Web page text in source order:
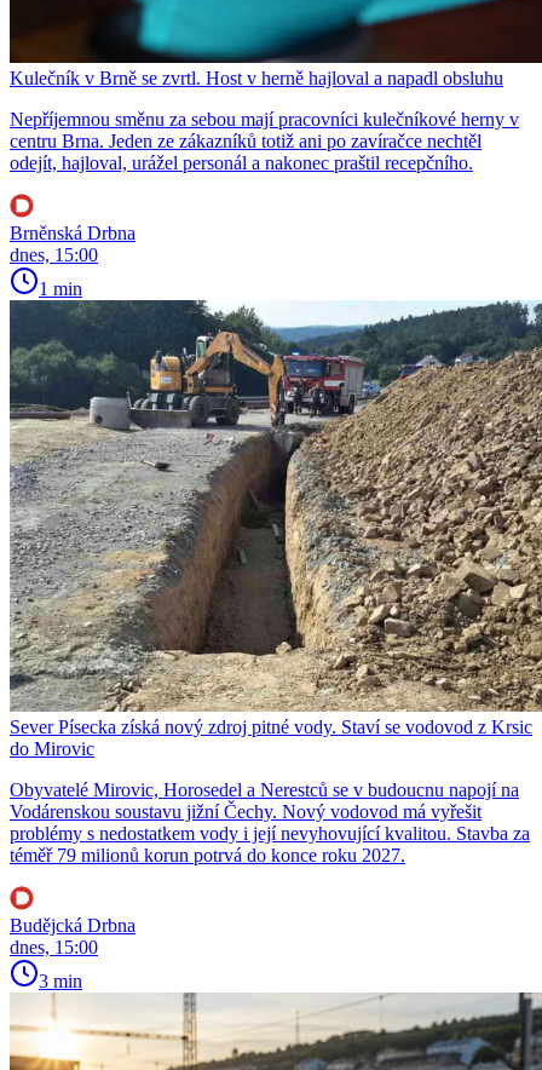
Kulečník v Brně se zvrtl. Host v herně hajloval a napadl obsluhu
Nepříjemnou směnu za sebou mají pracovníci kulečníkové herny v
centru Brna. Jeden ze zákazníků totiž ani po zavíračce nechtěl
odejít, hajloval, urážel personál a nakonec praštil recepčního.
Brněnská Drbna
dnes, 15:00
1 min
Sever Písecka získá nový zdroj pitné vody. Staví se vodovod z Krsic
do Mirovic
Obyvatelé Mirovic, Horosedel a Nerestců se v budoucnu napojí na
Vodárenskou soustavu jižní Čechy. Nový vodovod má vyřešit
problémy s nedostatkem vody i její nevyhovující kvalitou. Stavba za
téměř 79 milionů korun potrvá do konce roku 2027.
Budějcká Drbna
dnes, 15:00
3 min